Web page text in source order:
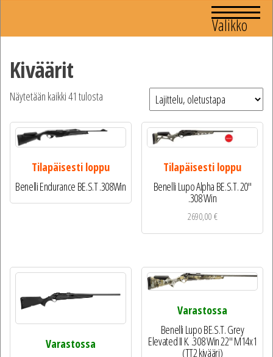
Valikko
Kiväärit
Näytetään kaikki 41 tulosta
Tilapäisesti loppu
Benelli Endurance BE.S.T .308Win
Tilapäisesti loppu
Benelli Lupo Alpha BE.S.T. 20″
.308 Win
2690,00€
Varastossa
Varastossa
Benelli Lupo BE.S.T. Grey
Elevated II K. .308 Win 22″ M14x1
(TT2 kivääri)